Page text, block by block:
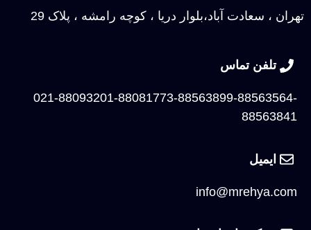
تهران ، سعادت آباد،بلوار دریا ، کوچه رامشه ، پلاک 29
تلفن تماس
021-88093201-88081773-88563899-88563564-
88563841
ایمیل
info@mrehya.com